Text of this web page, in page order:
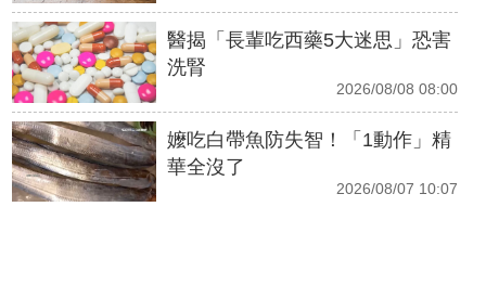
醫揭「長輩吃西藥5大迷思」恐害
洗腎
2026/08/08 08:00
嬤吃白帶魚防失智！「1動作」精
華全沒了
2026/08/07 10:07